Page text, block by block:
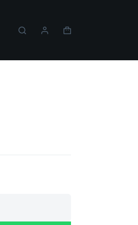
Carro